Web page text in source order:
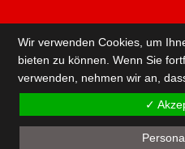
Wir verwenden Cookies, um
bieten zu können. Wenn Sie
verwenden, nehmen wir an,
✓